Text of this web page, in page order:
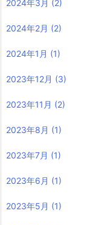
2024年3月 (2)
2024年2月 (2)
2024年1月 (1)
2023年12月 (3)
2023年11月 (2)
2023年8月 (1)
2023年7月 (1)
2023年6月 (1)
2023年5月 (1)